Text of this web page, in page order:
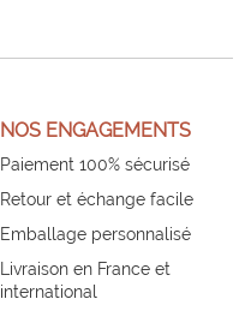
NOS ENGAGEMENTS
Paiement 100% sécurisé
Retour et échange facile
Emballage personnalisé
Livraison en France et
international